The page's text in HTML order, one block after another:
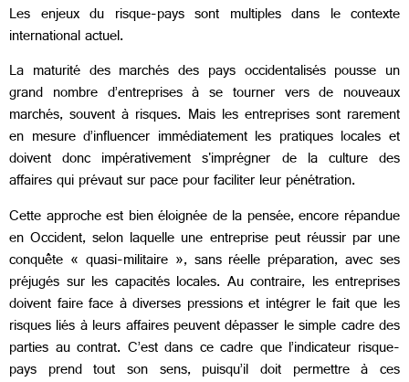
Les enjeux du risque-pays sont multiples dans le contexte
international actuel.
La maturité des marchés des pays occidentalisés pousse un
grand nombre d’entreprises à se tourner vers de nouveaux
marchés, souvent à risques. Mais les entreprises sont rarement
en mesure d’influencer immédiatement les pratiques locales et
doivent donc impérativement s'imprégner de la culture des
affaires qui prévaut sur pace pour faciliter leur pénétration.
Cette approche est bien éloignée de la pensée, encore répandue
en Occident, selon laquelle une entreprise peut réussir par une
conquête « quasi-militaire », sans réelle préparation, avec ses
préjugés sur les capacités locales. Au contraire, les entreprises
doivent faire face à diverses pressions et intégrer le fait que les
risques liés à leurs affaires peuvent dépasser le simple cadre des
parties au contrat. C’est dans ce cadre que l’indicateur risque-
pays prend tout son sens, puisqu’il doit permettre à ces